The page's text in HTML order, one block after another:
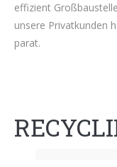
effizient
unsere Privatkunden
parat.